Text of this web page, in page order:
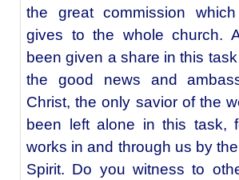
the great commission
gives to the whole church.
been given a share in this
the good news and
Christ, the only savior of the
been left alone in this task,
works in and through us by
Spirit. Do you witness to